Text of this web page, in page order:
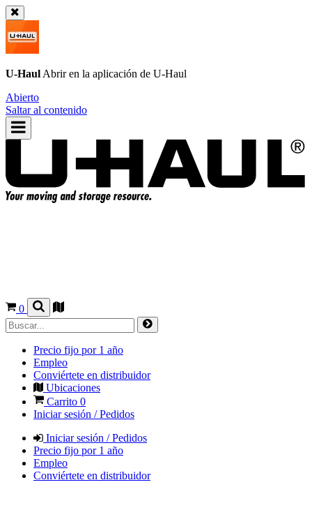
U-Haul Abrir en la aplicación de U-Haul
Abierto
Saltar al contenido
0
Precio fijo por 1 año
Empleo
Conviértete en distribuidor
Ubicaciones
Carrito 0
Iniciar sesión / Pedidos
Iniciar sesión / Pedidos
Precio fijo por 1 año
Empleo
Conviértete en distribuidor